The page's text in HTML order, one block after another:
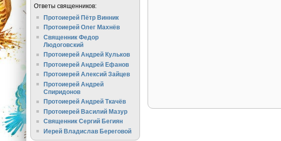
Ответы священников:
Протоиерей Пётр Винник
Протоиерей Олег Махнёв
Священник Федор
Людоговский
Протоиерей Андрей Кульков
Протоиерей Андрей Ефанов
Протоиерей Алексий Зайцев
Протоиерей Андрей
Спиридонов
Протоиерей Андрей Ткачёв
Протоиерей Василий Мазур
Священник Сергий Бегиян
Иерей Владислав Береговой